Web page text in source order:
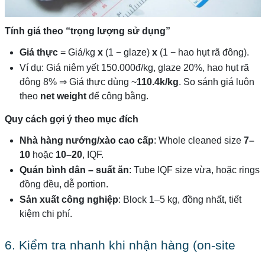
Tính giá theo “trọng lượng sử dụng”
Giá thực= Giá/kg x(1 − glaze) x(1 − hao hụt rã đông).
Ví dụ: Giá niêm yết 150.000đ/kg, glaze 20%, hao hụt rã
đông 8% ⇒ Giá thực dùng ~110.4k/kg. So sánh giá luôn
theo net weightđể công bằng.
Quy cách gợi ý theo mục đích
Nhà hàng nướng/xào cao cấp: Whole cleaned size 7–
10hoặc 10–20, IQF.
Quán bình dân – suất ăn: Tube IQF size vừa, hoặc rings
đồng đều, dễ portion.
Sản xuất công nghiệp: Block 1–5 kg, đồng nhất, tiết
kiệm chi phí.
6. Kiểm tra nhanh khi nhận hàng (on-site